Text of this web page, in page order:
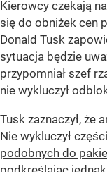
Kierowcy czekają
się do obniżek cen
Donald Tusk
sytuacja będzie
przypomniał szef
nie wykluczył
Tusk zaznaczył, że
Nie wykluczył
podobnych do